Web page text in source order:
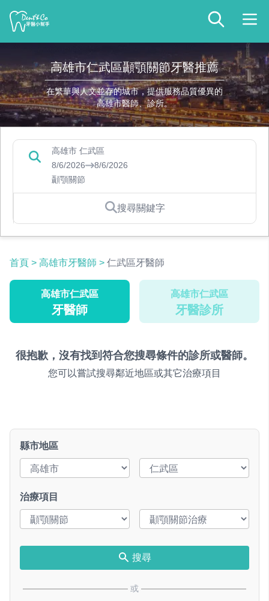
高雄市仁武區顳顎關節牙醫推薦
在繁華與人文並存的城市，提供服務品質優異的
高雄市醫師、診所。
高雄市 仁武區
8/6/2026
8/6/2026
顳顎關節
搜尋關鍵字
首頁 > 高雄市牙醫師 > 仁武區牙醫師
高雄市仁武區
牙醫師
高雄市仁武區
牙醫診所
很抱歉，沒有找到符合您搜尋條件的診所或醫師。
您可以嘗試搜尋鄰近地區或其它治療項目
縣市地區
治療項目
搜尋
或